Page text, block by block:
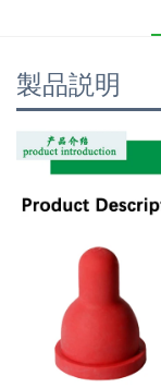
製品説明